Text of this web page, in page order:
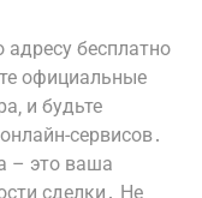
адресу бесплатно
официальные
и будьте
сервисов․
– это ваша
сделки․ Не